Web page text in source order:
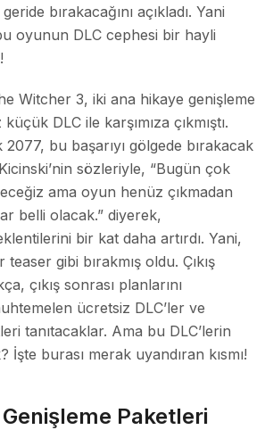
bırakacağını açıkladı. Yani
oyunun DLC cephesi bir hayli
Witcher 3, iki ana hikaye genişleme
DLC ile karşımıza çıkmıştı.
bu başarıyı gölgede bırakacak
sözleriyle, “Bugün çok
ama oyun henüz çıkmadan
belli olacak.” diyerek,
bir kat daha artırdı. Yani,
gibi bırakmış oldu. Çıkış
çıkış sonrası planlarını
ücretsiz DLC’ler ve
tanıtacaklar. Ama bu DLC’lerin
İşte burası merak uyandıran kısmı!
Genişleme Paketleri